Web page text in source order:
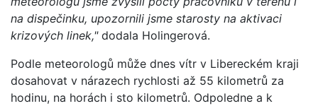
na dispečinku, upozornili jsme starosty na aktivaci
krizových linek,"dodala Holingerová.
Podle meteorologů může dnes vítr v Libereckém kraji
dosahovat v nárazech rychlosti až 55 kilometrů za
hodinu, na horách i sto kilometrů. Odpoledne a k